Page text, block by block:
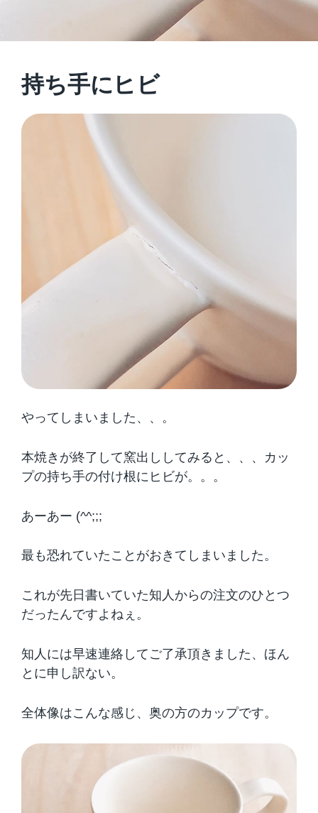
持ち手にヒビ
やってしまいました、、。
本焼きが終了して窯出ししてみると、、、カッ
プの持ち手の付け根にヒビが。。。
あーあー (^^;;;
最も恐れていたことがおきてしまいました。
これが先日書いていた知人からの注文のひとつ
だったんですよねぇ。
知人には早速連絡してご了承頂きました、ほん
とに申し訳ない。
全体像はこんな感じ、奥の方のカップです。